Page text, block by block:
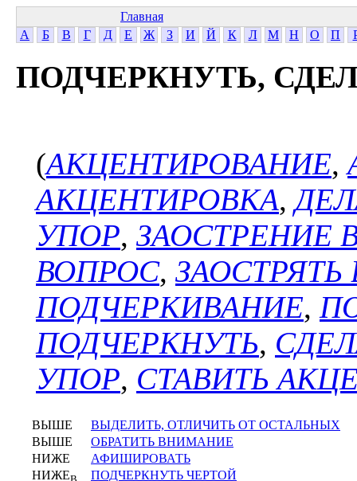
Главная
А
Б В Г Д Е Ж З И Й К Л М Н О П
ПОДЧЕРКНУТЬ,
(АКЦЕНТИРОВАНИЕ,
АКЦЕНТИРОВКА,
УПОР, ЗАОСТРЕНИЕ
ВОПРОС,
ПОДЧЕРКИВАНИЕ,
ПОДЧЕРКНУТЬ,
УПОР, СТАВИТЬ
ВЫШЕ
ВЫДЕЛИТЬ, ОТЛИЧИТЬ ОТ ОСТАЛЬНЫХ
ВЫШЕ
ОБРАТИТЬ ВНИМАНИЕ
НИЖЕ
АФИШИРОВАТЬ
НИЖЕ
ПОДЧЕРКНУТЬ ЧЕРТОЙ